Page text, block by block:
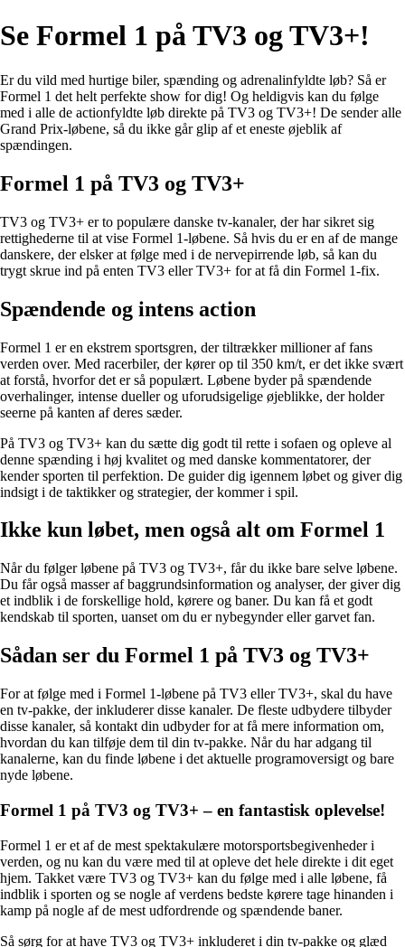
Se Formel 1 på TV3 og TV3+!
Er du vild med hurtige biler, spænding og adrenalinfyldte løb? Så er
Formel 1 det helt perfekte show for dig! Og heldigvis kan du følge
med i alle de actionfyldte løb direkte på TV3 og TV3+! De sender alle
Grand Prix-løbene, så du ikke går glip af et eneste øjeblik af
spændingen.
Formel 1 på TV3 og TV3+
TV3 og TV3+ er to populære danske tv-kanaler, der har sikret sig
rettighederne til at vise Formel 1-løbene. Så hvis du er en af de mange
danskere, der elsker at følge med i de nervepirrende løb, så kan du
trygt skrue ind på enten TV3 eller TV3+ for at få din Formel 1-fix.
Spændende og intens action
Formel 1 er en ekstrem sportsgren, der tiltrækker millioner af fans
verden over. Med racerbiler, der kører op til 350 km/t, er det ikke svært
at forstå, hvorfor det er så populært. Løbene byder på spændende
overhalinger, intense dueller og uforudsigelige øjeblikke, der holder
seerne på kanten af deres sæder.
På TV3 og TV3+ kan du sætte dig godt til rette i sofaen og opleve al
denne spænding i høj kvalitet og med danske kommentatorer, der
kender sporten til perfektion. De guider dig igennem løbet og giver dig
indsigt i de taktikker og strategier, der kommer i spil.
Ikke kun løbet, men også alt om Formel 1
Når du følger løbene på TV3 og TV3+, får du ikke bare selve løbene.
Du får også masser af baggrundsinformation og analyser, der giver dig
et indblik i de forskellige hold, kørere og baner. Du kan få et godt
kendskab til sporten, uanset om du er nybegynder eller garvet fan.
Sådan ser du Formel 1 på TV3 og TV3+
For at følge med i Formel 1-løbene på TV3 eller TV3+, skal du have
en tv-pakke, der inkluderer disse kanaler. De fleste udbydere tilbyder
disse kanaler, så kontakt din udbyder for at få mere information om,
hvordan du kan tilføje dem til din tv-pakke. Når du har adgang til
kanalerne, kan du finde løbene i det aktuelle programoversigt og bare
nyde løbene.
Formel 1 på TV3 og TV3+ – en fantastisk oplevelse!
Formel 1 er et af de mest spektakulære motorsportsbegivenheder i
verden, og nu kan du være med til at opleve det hele direkte i dit eget
hjem. Takket være TV3 og TV3+ kan du følge med i alle løbene, få
indblik i sporten og se nogle af verdens bedste kørere tage hinanden i
kamp på nogle af de mest udfordrende og spændende baner.
Så sørg for at have TV3 og TV3+ inkluderet i din tv-pakke og glæd